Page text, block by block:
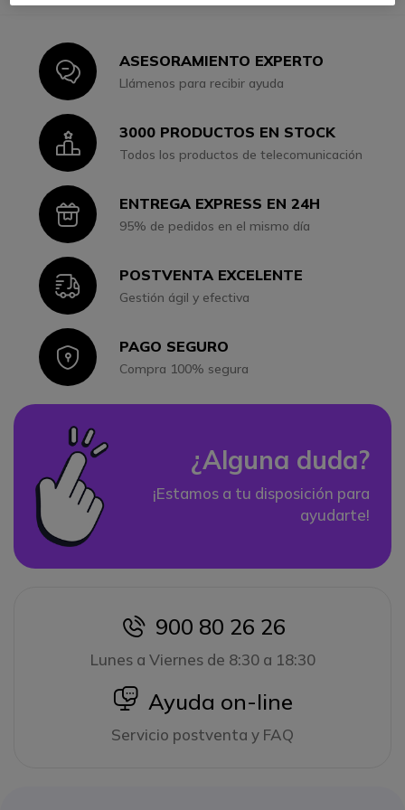
IconASESORAMIENTO EXPERTO
Llámenos para recibir ayuda
Icon3000 PRODUCTOS EN STOCK
Todos los productos de telecomunicación
IconENTREGA EXPRESS EN 24H
95% de pedidos en el mismo día
IconPOSTVENTA EXCELENTE
Gestión ágil y efectiva
IconPAGO SEGURO
Compra 100% segura
¿Alguna duda?
¡Estamos a tu disposición para
ayudarte!
icon
900 80 26 26
Lunes a Viernes de 8:30 a 18:30
icon
Ayuda on-line
Servicio postventa y FAQ